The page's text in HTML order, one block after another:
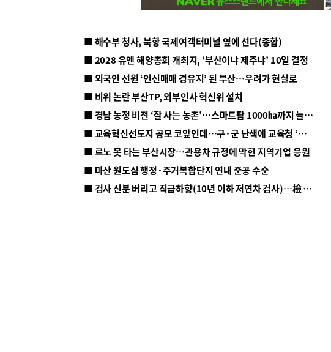
■ 해수부 청사, 북항 국제여객터미널 옆에 선다(종합)
■ 2028 유엔 해양총회 개최지, ‘부산이냐 제주냐’ 10일 결정
■ 외국인 선원 ‘인신매매 경유지’ 된 부산…우려가 현실로
■ 비위 논란 부산TP, 외부인사 혁신위 설치
■ 경남 농정 비전 ‘잘 사는 농촌’…스마트팜 1000㏊까지 늘린다
■ 교육혁신선도지 공모 코앞인데…구·군 난색에 교육청 ‘쩔쩔’
■ 르노 못 타는 부산시장…관용차 규정에 막힌 지역기업 응원
■ 마산 원도심 행정·주거복합단지 연내 준공 수순
■ 검사 신분 버리고 직급하향(10년 이하 저연차 검사)…檢 중수청행 기피